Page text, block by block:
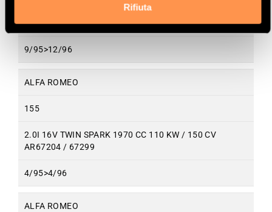
Rifiuta
2.0 TI 16V TWIN SPARK 1970 CC 110 KW / 150 CV
AR67204
9/95>12/96
ALFA ROMEO
155
2.0I 16V TWIN SPARK 1970 CC 110 KW / 150 CV
AR67204 / 67299
4/95>4/96
ALFA ROMEO